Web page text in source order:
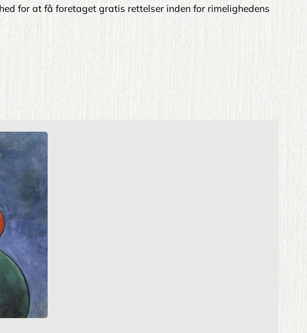
for at få foretaget gratis rettelser inden for rimelighedens